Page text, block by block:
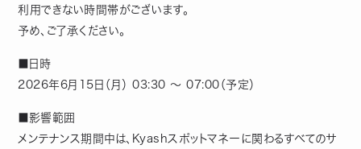
利用できない時間帯がございます。
予め、ご了承ください。
■日時
2026年6月15日（月） 03:30 ～ 07:00（予定）
■影響範囲
メンテナンス期間中は、Kyashスポットマネーに関わるすべてのサ